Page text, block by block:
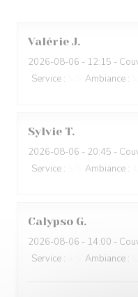
Valérie J
2026-08-06 - 12:15 -
Service : Ambiance :
Sylvie T
2026-08-06 - 20:45 -
Service : Ambiance :
Calypso G
2026-08-06 - 14:00 -
Service : Ambiance :